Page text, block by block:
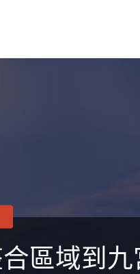
區域到